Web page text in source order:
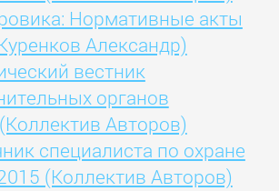
Нормативные акты
Александр)
вестник
органов
Авторов)
специалиста по охране
(Коллектив Авторов)